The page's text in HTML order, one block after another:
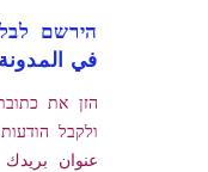
הירשם
في
הזן את
ולקבל
عنوان بريدك